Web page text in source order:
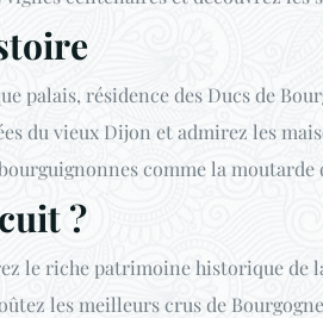
palais, résidence des Ducs de
du vieux Dijon et admirez les
comme la
?
le riche patrimoine historique de
les meilleurs crus de